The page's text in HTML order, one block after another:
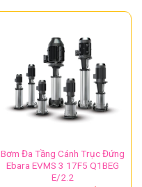
Bơm Đa Tầng Cánh Trục Đứng
Ebara EVMS 3 17F5 Q1BEG
E/2.2